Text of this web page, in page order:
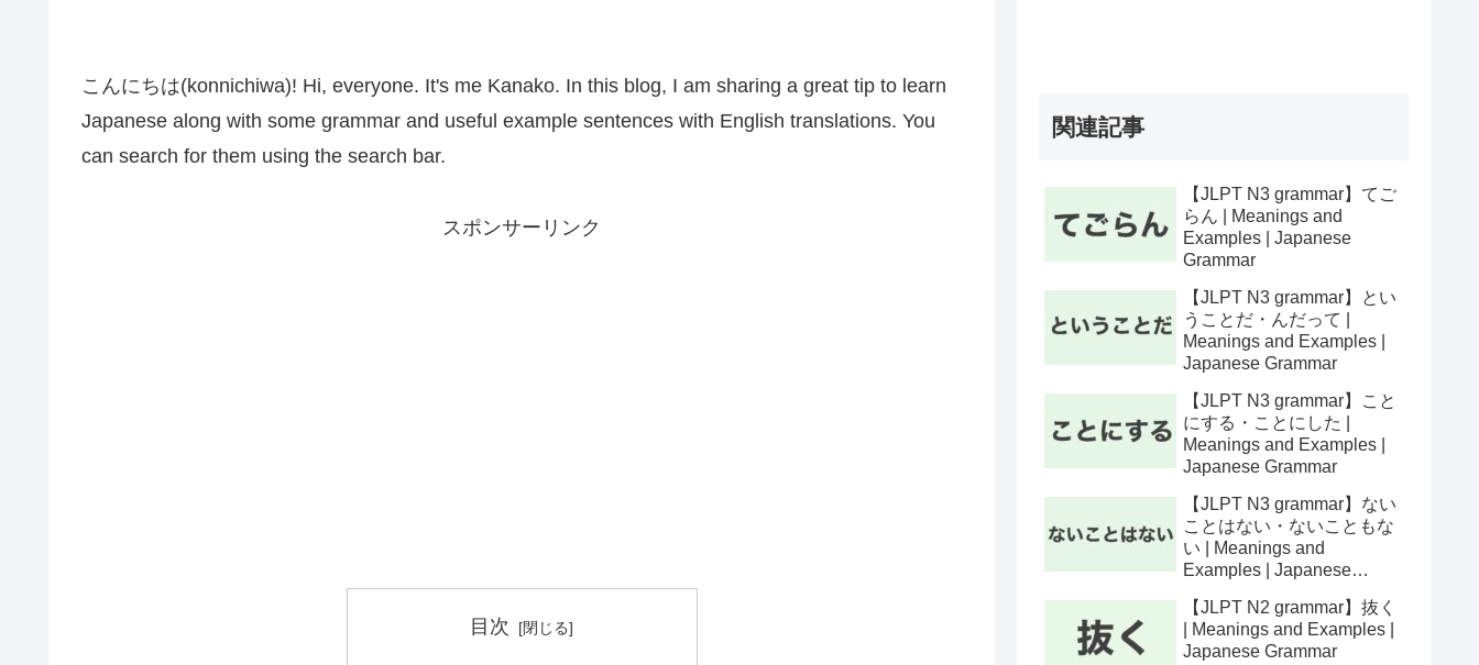
こんにちは(konnichiwa)! Hi, everyone. It's me Kanako. In this blog, I am sharing a great tip to learn
Japanese along with some grammar and useful example sentences with English translations. You
can search for them using the search bar.
スポンサーリンク
目次
関連記事
【JLPT N3 grammar】てご
らん | Meanings and
Examples | Japanese
Grammar
【JLPT N3 grammar】とい
うことだ・んだって |
Meanings and Examples |
Japanese Grammar
【JLPT N3 grammar】こと
にする・ことにした |
Meanings and Examples |
Japanese Grammar
【JLPT N3 grammar】ない
ことはない・ないこともな
い | Meanings and
Examples | Japanese
【JLPT N2 grammar】抜く
| Meanings and Examples |
Japanese Grammar